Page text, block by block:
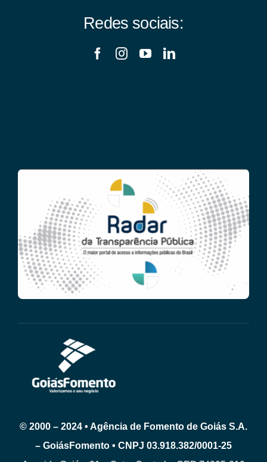
Redes sociais:
© 2000 – 2024 • Agência de Fomento de Goiás S.A.
– GoiásFomento • CNPJ 03.918.382/0001-25